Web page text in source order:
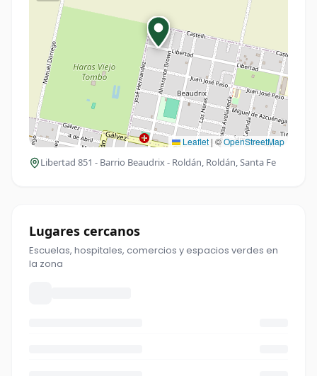
Leaflet | ©OpenStreetMap
Libertad 851 - Barrio Beaudrix - Roldán, Roldán, Santa Fe
Lugares cercanos
Escuelas, hospitales, comercios y espacios verdes en
la zona